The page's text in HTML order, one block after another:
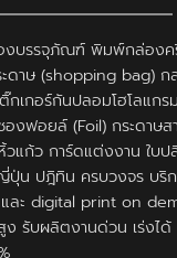
งบรรจุภัณฑ์ พิมพ์กล่อง
ดาษ (shopping bag)
เกอร์กันปลอมโฮโลแกร
งฟอยล์ (Foil) กระดาษส
แก้ว การ์ดแต่งงาน ใบป
ปุ่น ปฎิทิน ครบวงจร บริ
ละ digital print on
รับผลิตงานด่วน เร่งไ